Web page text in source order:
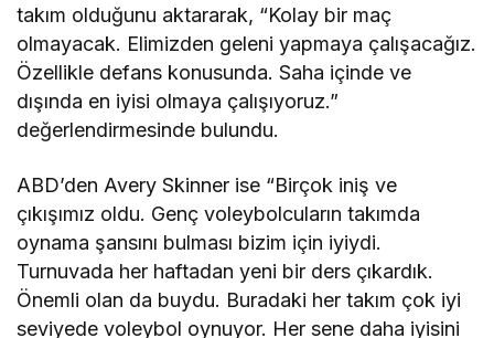
takım olduğunu aktararak, “Kolay bir maç
olmayacak. Elimizden geleni yapmaya çalışacağız.
Özellikle defans konusunda. Saha içinde ve
dışında en iyisi olmaya çalışıyoruz.”
değerlendirmesinde bulundu.
ABD’den Avery Skinner ise “Birçok iniş ve
çıkışımız oldu. Genç voleybolcuların takımda
oynama şansını bulması bizim için iyiydi.
Turnuvada her haftadan yeni bir ders çıkardık.
Önemli olan da buydu. Buradaki her takım çok iyi
seviyede voleybol oynuyor. Her sene daha iyisini